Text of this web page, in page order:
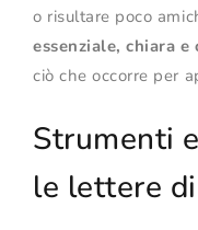
o risultare poco
essenziale, chiara e
ciò che occorre per
Strumenti
le lettere